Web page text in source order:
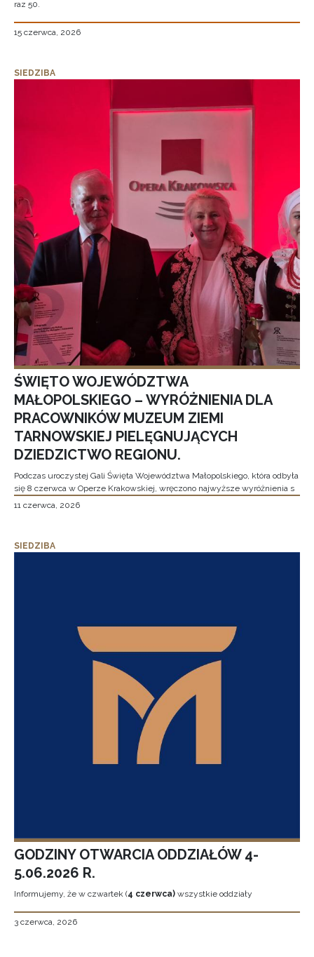
raz 50.
15 czerwca, 2026
SIEDZIBA
ŚWIĘTO WOJEWÓDZTWA
MAŁOPOLSKIEGO – WYRÓŻNIENIA DLA
PRACOWNIKÓW MUZEUM ZIEMI
TARNOWSKIEJ PIELĘGNUJĄCYCH
DZIEDZICTWO REGIONU.
Podczas uroczystej Gali Święta Województwa Małopolskiego, która odbyła
się 8 czerwca w Operze Krakowskiej, wręczono najwyższe wyróżnienia s
11 czerwca, 2026
SIEDZIBA
GODZINY OTWARCIA ODDZIAŁÓW 4-
5.06.2026 R.
Informujemy, że w czwartek (4 czerwca) wszystkie oddziały
3 czerwca, 2026